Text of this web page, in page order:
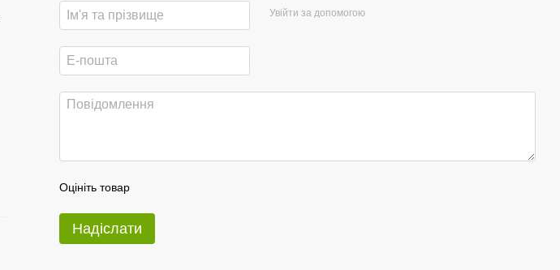
Увійти за допомогою
Оцініть товар
Надіслати